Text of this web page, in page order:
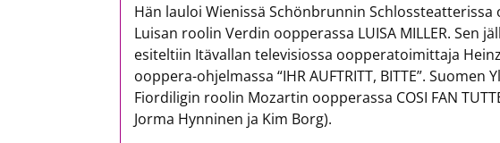
Hän lauloi Wienissä Schönbrunnin
Luisan roolin Verdin oopperassa LUISA MILLER. Sen
esiteltiin Itävallan televisiossa oopperatoimittaja
ooppera-ohjelmassa “IHR AUFTRITT, BITTE”.
Fiordiligin roolin Mozartin oopperassa COSI FAN
Jorma Hynninen ja Kim Borg).